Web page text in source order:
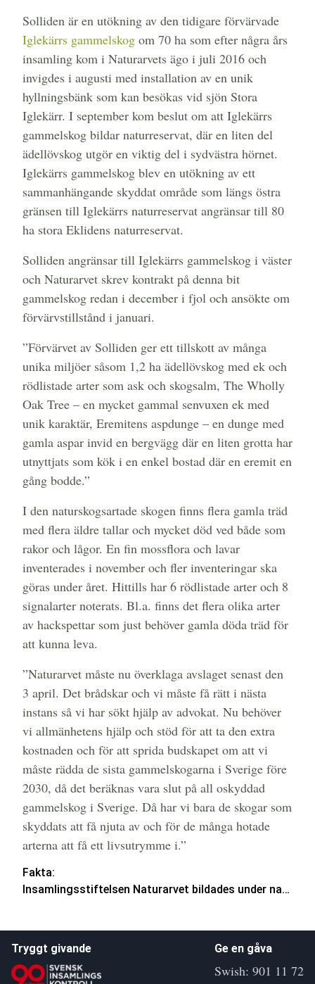
Solliden är en utökning av den tidigare förvärvade
Iglekärrs gammelskog om 70 ha som efter några års
insamling kom i Naturarvets ägo i juli 2016 och
invigdes i augusti med installation av en unik
hyllningsbänk som kan besökas vid sjön Stora
Iglekärr. I september kom beslut om att Iglekärrs
gammelskog bildar naturreservat, där en liten del
ädellövskog utgör en viktig del i sydvästra hörnet.
Iglekärrs gammelskog blev en utökning av ett
sammanhängande skyddat område som längs östra
gränsen till Iglekärrs naturreservat angränsar till 80
ha stora Eklidens naturreservat.
Solliden angränsar till Iglekärrs gammelskog i väster
och Naturarvet skrev kontrakt på denna bit
gammelskog redan i december i fjol och ansökte om
förvärvstillstånd i januari.
”Förvärvet av Solliden ger ett tillskott av många
unika miljöer såsom 1,2 ha ädellövskog med ek och
rödlistade arter som ask och skogsalm, The Wholly
Oak Tree – en mycket gammal senvuxen ek med
unik karaktär, Eremitens aspdunge – en dunge med
gamla aspar invid en bergvägg där en liten grotta har
utnyttjats som kök i en enkel bostad där en eremit en
gång bodde.”
I den naturskogsartade skogen finns flera gamla träd
med flera äldre tallar och mycket död ved både som
rakor och lågor. En fin mossflora och lavar
inventerades i november och fler inventeringar ska
göras under året. Hittills har 6 rödlistade arter och 8
signalarter noterats. Bl.a. finns det flera olika arter
av hackspettar som just behöver gamla döda träd för
att kunna leva.
”Naturarvet måste nu överklaga avslaget senast den
3 april. Det brådskar och vi måste få rätt i nästa
instans så vi har sökt hjälp av advokat. Nu behöver
vi allmänhetens hjälp och stöd för att ta den extra
kostnaden och för att sprida budskapet om att vi
måste rädda de sista gammelskogarna i Sverige före
2030, då det beräknas vara slut på all oskyddad
gammelskog i Sverige. Då har vi bara de skogar som
skyddats att få njuta av och för de många hotade
arterna att få ett livsutrymme i.”
Fakta:
Insamlingsstiftelsen Naturarvet bildades under namnet Ett Klick För Skogen 2004 med ändamålet att förvärva skyddsvärd gammal skog i syfte att bevara den biologiska mångfalden i Sverige och främja forskning friluftsliv och turism. Naturarvet är beroende av insamling för sin verksamhet och tusentals personer lämnar varje år generösa bidrag för att vara med och bevara de sista gammelskogarna i Sverige. Skogar som Naturarvet förvärvar får inte avverkas, inte brukas på något sätt och får aldrig säljas. Det skydd Naturarvets skogar får är permanent och det starkaste skydd en skog kan få. Läs mer på hemsidan
Tryggt givande Ge en gåva
Swish: 901 11 72